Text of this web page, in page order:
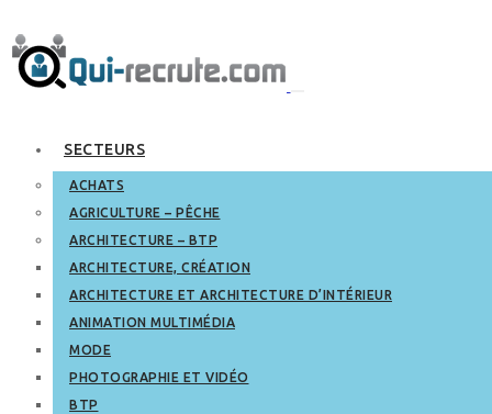
SECTEURS
ACHATS
AGRICULTURE – PÊCHE
ARCHITECTURE – BTP
ARCHITECTURE, CRÉATION
ARCHITECTURE ET ARCHITECTURE D’INTÉRIEUR
ANIMATION MULTIMÉDIA
MODE
PHOTOGRAPHIE ET VIDÉO
BTP